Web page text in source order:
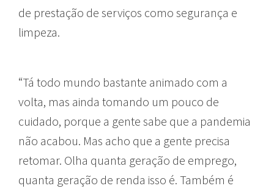
de prestação de serviços como segurança e
limpeza.
“Tá todo mundo bastante animado com a
volta, mas ainda tomando um pouco de
cuidado, porque a gente sabe que a pandemia
não acabou. Mas acho que a gente precisa
retomar. Olha quanta geração de emprego,
quanta geração de renda isso é. Também é